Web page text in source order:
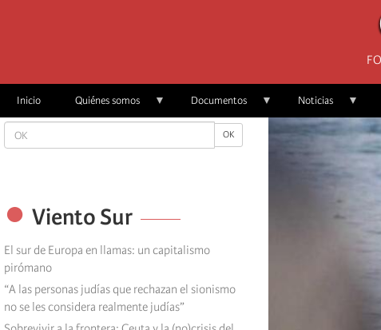
Inicio Quiénes somos Documentos Noticias
OK OK
Viento Sur
El sur de Europa en llamas: un capitalismo
pirómano
“A las personas judías que rechazan el sionismo
no se les considera realmente judías”